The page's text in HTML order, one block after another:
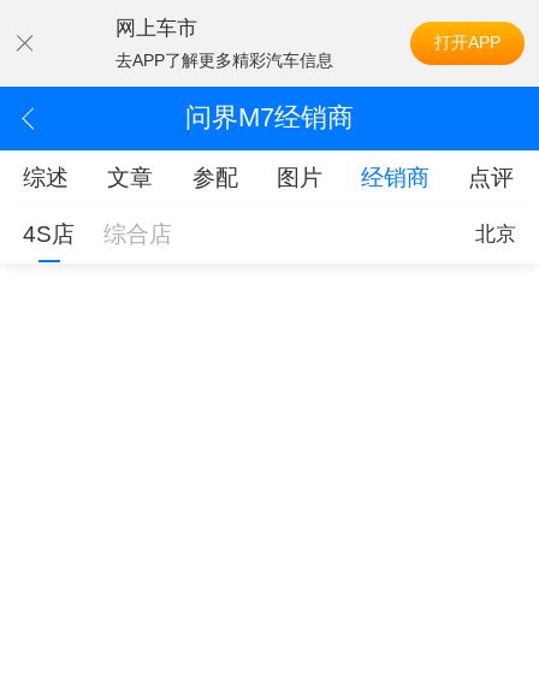
网上车市
去APP了解更多精彩汽车信息
打开APP
问界M7经销商
综述 文章 参配 图片 经销商 点评
4S店 综合店 北京